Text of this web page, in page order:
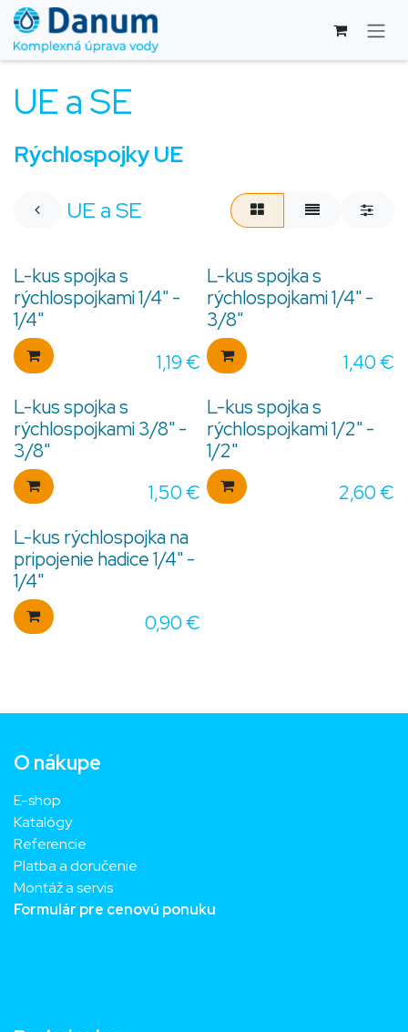
Skip to Content
UE a SE
Rýchlospojky UE
UE a SE
L-kus spojka s
rýchlospojkami 1/4" -
1/4"
1,19€
L-kus spojka s
rýchlospojkami 1/4" -
3/8"
1,40€
L-kus spojka s
rýchlospojkami 3/8" -
3/8"
1,50€
L-kus spojka s
rýchlospojkami 1/2" -
1/2"
2,60€
L-kus rýchlospojka na
pripojenie hadice 1/4" -
1/4"
0,90€
O nákupe
E-shop
Katalógy
Referencie
Platba a doručenie
Montáž a servis
Formulár pre cenovú ponuku